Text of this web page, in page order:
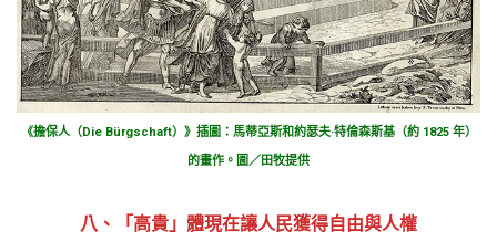
《擔保人（Die Bürgschaft）》插圖：馬蒂亞斯和約瑟夫·特倫森斯基（約 1825 年）
的畫作。圖／田牧提供
八、「高貴」體現在讓人民獲得自由與人權